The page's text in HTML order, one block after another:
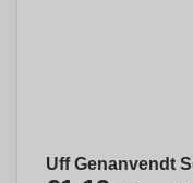
Uff Genanvendt